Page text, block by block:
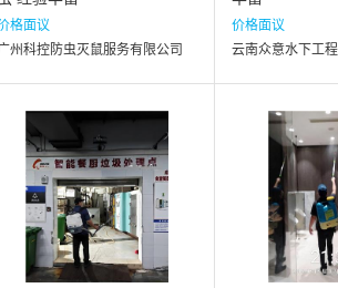
格面议
州科控防虫灭鼠服务有限公司
价格面议
云南众意水下工